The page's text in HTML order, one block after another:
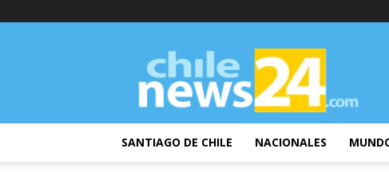
ChileNews24
SANTIAGO DE CHILE NACIONALES